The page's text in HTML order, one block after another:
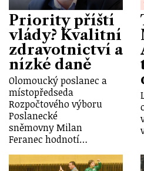
Priority příští
vlády? Kvalitní
zdravotnictví a
nízké daně
Olomoucký poslanec a
místopředseda
Rozpočtového výboru
Poslanecké
sněmovny Milan
Feranec hodnotí…